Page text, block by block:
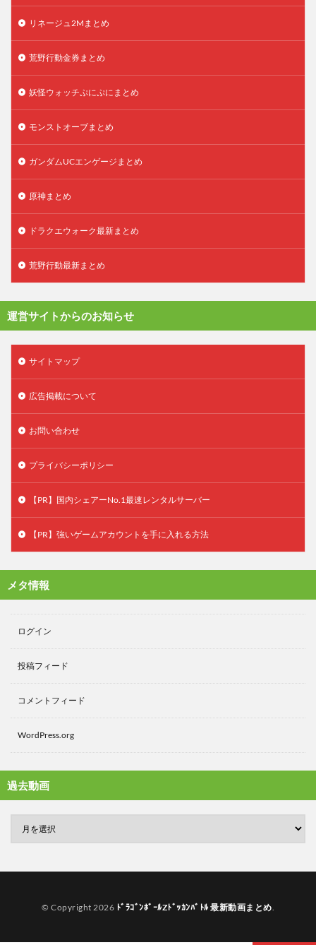
リネージュ2Mまとめ
荒野行動金券まとめ
妖怪ウォッチぷにぷにまとめ
モンストオーブまとめ
ガンダムUCエンゲージまとめ
原神まとめ
ドラクエウォーク最新まとめ
荒野行動最新まとめ
運営サイトからのお知らせ
サイトマップ
広告掲載について
お問い合わせ
プライバシーポリシー
【PR】国内シェアーNo.1最速レンタルサーバー
【PR】強いゲームアカウントを手に入れる方法
メタ情報
ログイン
投稿フィード
コメントフィード
WordPress.org
過去動画
© Copyright 2026 ﾄﾞﾗｺﾞﾝﾎﾞｰﾙZﾄﾞｯｶﾝﾊﾞﾄﾙ 最新動画まとめ